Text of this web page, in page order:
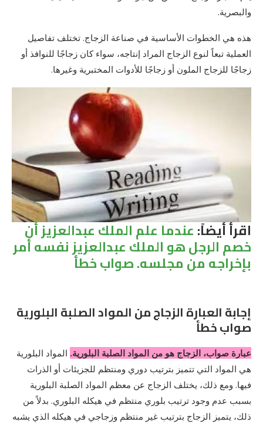
والبصرية.
هذه هي الخطوات الأساسية في صناعة الزجاج. تختلف تفاصيل
العملية تبعاً لنوع الزجاج المراد إنتاجه، سواء كان زجاجًا للنوافذ أو
زجاجًا للزجاج الملون أو زجاجًا للأدوات المختبرية وغيرها.
اقرأ أيضاً:عندما علم الملك عبدالعزيز أن
خصم الرجل هو الملك عبدالعزيز نفسه أمر
بإخراجه من مجلسه. صواب خطأ
إجابة العبارة الزجاج من المواد الصلبة البلورية
صواب خطأ
عبارة صواب، الزجاج هو من المواد الصلبة البلورية. المواد البلورية
هي المواد التي تتميز بترتيب دوري ومنتظم للجزيئات أو الذرات
فيها. ومع ذلك، يختلف الزجاج عن معظم المواد الصلبة البلورية
بسبب عدم وجود ترتيب بلوري منتظم في هيكله البلوري. بدلاً من
ذلك، يتميز الزجاج بترتيب غير منتظم وزجاجي في هيكله الذي يشبه